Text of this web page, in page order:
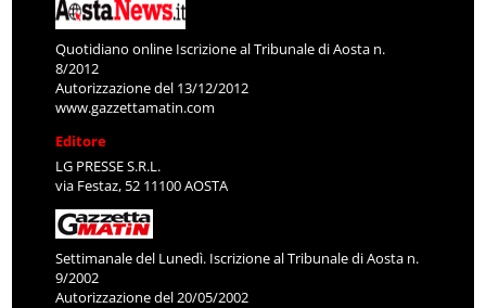
Quotidiano online Iscrizione al Tribunale di Aosta n.
8/2012
Autorizzazione del 13/12/2012
www.gazzettamatin.com
Editore
LG PRESSE S.R.L.
via Festaz, 52 11100 AOSTA
Settimanale del Lunedì. Iscrizione al Tribunale di Aosta n.
9/2002
Autorizzazione del 20/05/2002